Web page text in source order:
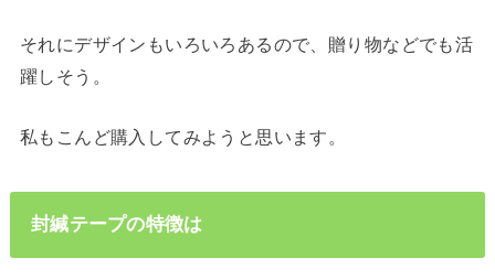
それにデザインもいろいろあるので、贈り物などでも活
躍しそう。
私もこんど購入してみようと思います。
封緘テープの特徴は